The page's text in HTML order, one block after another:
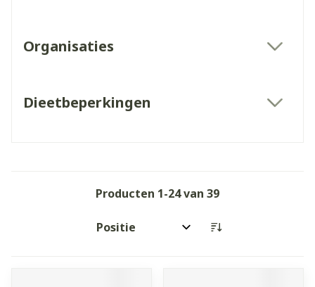
Organisaties
Dieetbeperkingen
Producten 1-24van 39
Sorteer op: